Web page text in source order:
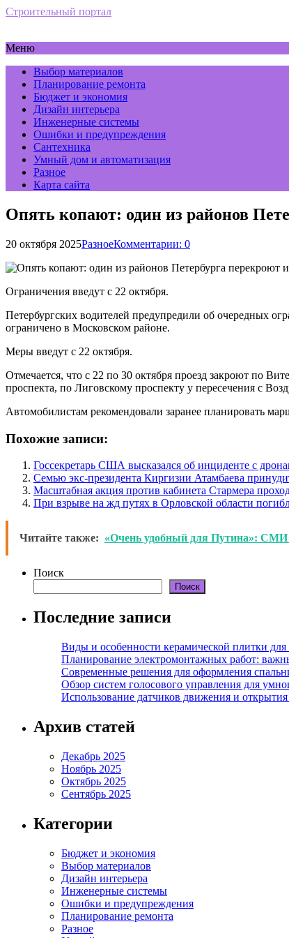
Строительный портал
Меню
Выбор материалов
Планирование ремонта
Бюджет и экономия
Дизайн интерьера
Инженерные системы
Ошибки и предупреждения
Сантехника
Умный дом и автоматизация
Разное
Карта сайта
Опять копают: один из районов
20 октября 2025РазноеКомментарии: 0
Ограничения введут с 22 октября.
Петербургских водителей предупредили об очередных
ограничено в Московском районе.
Меры введут с 22 октября.
Отмечается, что с 22 по 30 октября проезд закроют по
проспекта, по Лиговскому проспекту у пересечения с
Автомобилистам рекомендовали заранее планировать
Похожие записи:
Госсекретарь США высказался об инциденте с
Семью экс-президента Киргизии Атамбаева
Масштабная акция против кабинета Стармера
При взрыве на жд путях в Орловской области
Читайте также: «Очень удобный для Путина»:
Поиск
Поиск
Последние записи
Виды и особенности керамической плитки
Планирование электромонтажных работ:
Современные решения для оформления
Обзор систем голосового управления для
Использование датчиков движения и
Архив статей
Декабрь 2025
Ноябрь 2025
Октябрь 2025
Сентябрь 2025
Категории
Бюджет и экономия
Выбор материалов
Дизайн интерьера
Инженерные системы
Ошибки и предупреждения
Планирование ремонта
Разное